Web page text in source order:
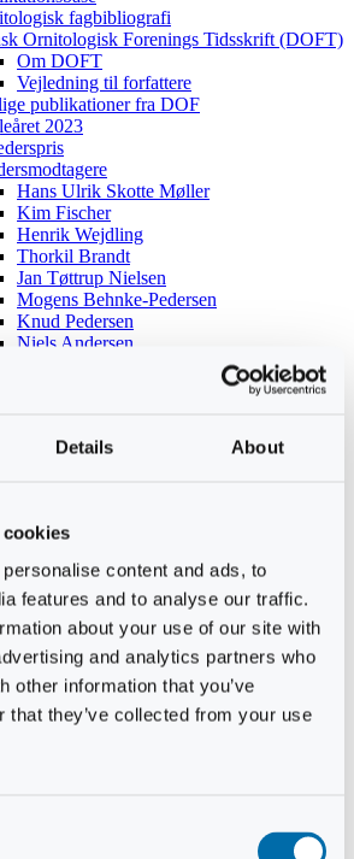
Details About
content and ads, to
features and to analyse our traffic.
about your use of our site with
and analytics partners who
other information that you’ve
that they’ve collected from your use
fagbibliografi
Ornitologisk Forenings Tidsskrift (DOFT)
Om DOFT
Vejledning til forfattere
publikationer fra DOF
2023
Hans Ulrik Skotte Møller
Kim Fischer
Henrik Wejdling
Thorkil Brandt
Jan Tøttrup Nielsen
Mogens Behnke-Pedersen
Knud Pedersen
Niels Andersen
Christian Hjorth
Niels Thomas Rosenberg
Benny Gensbøl
Bent Jakobsen
Svend Andersen
Bent Wigh
Jens-Kjeld Jensen
Jon Fjeldså
William Carøe Aarestrup
Erik Mølgaard